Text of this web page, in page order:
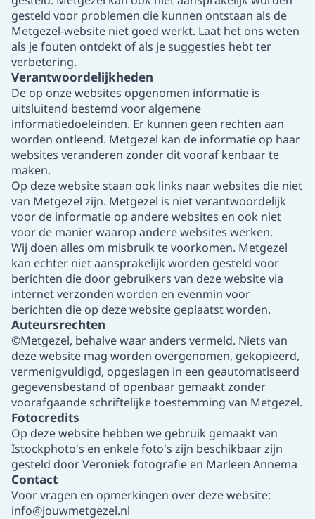
gesteld voor problemen die kunnen ontstaan als de
Metgezel-website niet goed werkt. Laat het ons weten
als je fouten ontdekt of als je suggesties hebt ter
verbetering.
Verantwoordelijkheden
De op onze websites opgenomen informatie is
uitsluitend bestemd voor algemene
informatiedoeleinden. Er kunnen geen rechten aan
worden ontleend. Metgezel kan de informatie op haar
websites veranderen zonder dit vooraf kenbaar te
maken.
Op deze website staan ook links naar websites die niet
van Metgezel zijn. Metgezel is niet verantwoordelijk
voor de informatie op andere websites en ook niet
voor de manier waarop andere websites werken.
Wij doen alles om misbruik te voorkomen. Metgezel
kan echter niet aansprakelijk worden gesteld voor
berichten die door gebruikers van deze website via
internet verzonden worden en evenmin voor
berichten die op deze website geplaatst worden.
Auteursrechten
©Metgezel, behalve waar anders vermeld. Niets van
deze website mag worden overgenomen, gekopieerd,
vermenigvuldigd, opgeslagen in een geautomatiseerd
gegevensbestand of openbaar gemaakt zonder
voorafgaande schriftelijke toestemming van Metgezel.
Fotocredits
Op deze website hebben we gebruik gemaakt van
Istockphoto's en enkele foto's zijn beschikbaar zijn
gesteld doorVeroniek fotografie en Marleen Annema
Contact
Voor vragen en opmerkingen over deze website:
info@jouwmetgezel.nl